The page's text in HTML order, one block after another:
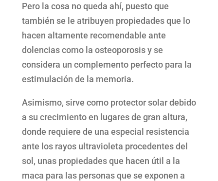
Pero la cosa no queda ahí, puesto que
también se le atribuyen propiedades que lo
hacen altamente recomendable ante
dolencias como la osteoporosis y se
considera un complemento perfecto para la
estimulación de la memoria.
Asimismo, sirve como protector solar debido
a su crecimiento en lugares de gran altura,
donde requiere de una especial resistencia
ante los rayos ultravioleta procedentes del
sol, unas propiedades que hacen útil a la
maca para las personas que se exponen a